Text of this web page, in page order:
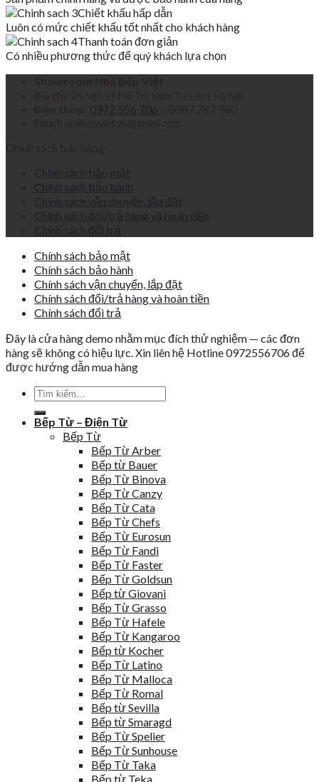
Chiết khấu hấp dẫn
Luôn có mức chiết khấu tốt nhất cho khách hàng
Thanh toán đơn giản
Có nhiều phương thức để quý khách lựa chọn
0972 556 706
Chính sách bảo mật
Chính sách bảo hành
Chính sách vận chuyển, lắp đặt
Chính sách đổi/trả hàng và hoàn tiền
Chính sách đổi trả
Chính sách bảo mật
Chính sách bảo hành
Chính sách vận chuyển, lắp đặt
Chính sách đổi/trả hàng và hoàn tiền
Chính sách đổi trả
Đây là cửa hàng demo nhằm mục đích thử nghiệm — các đơn
hàng sẽ không có hiệu lực. Xin liên hệ Hotline 0972556706 để
được hướng dẫn mua hàng
Tìm
kiếm:
Bếp Từ – Điện Từ
Bếp Từ
Bếp Từ Arber
Bếp từ Bauer
Bếp Từ Binova
Bếp Từ Canzy
Bếp Từ Cata
Bếp Từ Chefs
Bếp Từ Eurosun
Bếp Từ Fandi
Bếp Từ Faster
Bếp Từ Goldsun
Bếp từ Giovani
Bếp Từ Grasso
Bếp Từ Hafele
Bếp Từ Kangaroo
Bếp từ Kocher
Bếp Từ Latino
Bếp Từ Malloca
Bếp Từ Romal
Bếp từ Sevilla
Bếp từ Smaragd
Bếp Từ Spelier
Bếp Từ Sunhouse
Bếp Từ Taka
Bếp từ Teka